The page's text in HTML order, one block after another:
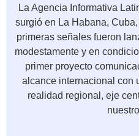
La Agencia Informativa
surgió en La Habana,
primeras señales fueron
modestamente y en
primer proyecto
alcance internacional con
realidad regional, eje